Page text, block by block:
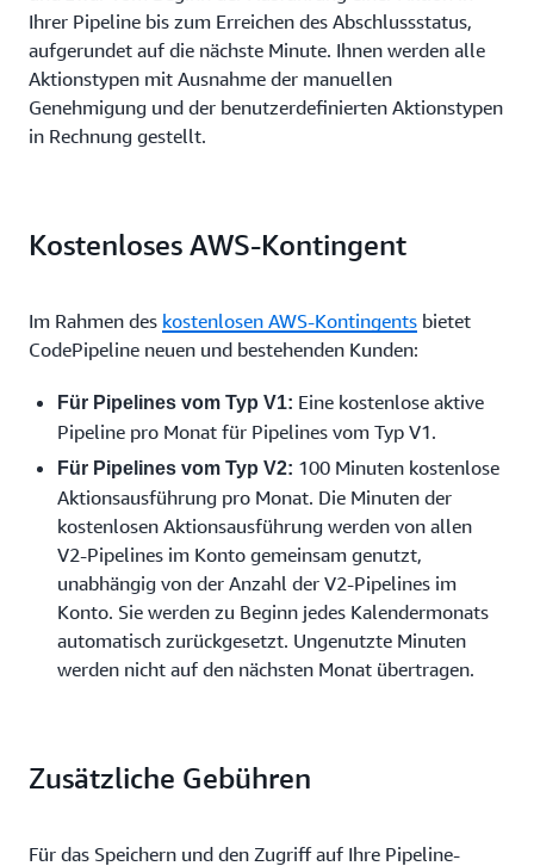
Ihrer Pipeline bis zum Erreichen des Abschlussstatus,
aufgerundet auf die nächste Minute. Ihnen werden alle
Aktionstypen mit Ausnahme der manuellen
Genehmigung und der benutzerdefinierten Aktionstypen
in Rechnung gestellt.
Kostenloses AWS-Kontingent
Im Rahmen des kostenlosen AWS-Kontingents bietet
CodePipeline neuen und bestehenden Kunden:
Für Pipelines vom Typ V1: Eine kostenlose aktive
Pipeline pro Monat für Pipelines vom Typ V1.
Für Pipelines vom Typ V2: 100 Minuten kostenlose
Aktionsausführung pro Monat. Die Minuten der
kostenlosen Aktionsausführung werden von allen
V2-Pipelines im Konto gemeinsam genutzt,
unabhängig von der Anzahl der V2-Pipelines im
Konto. Sie werden zu Beginn jedes Kalendermonats
automatisch zurückgesetzt. Ungenutzte Minuten
werden nicht auf den nächsten Monat übertragen.
Zusätzliche Gebühren
Für das Speichern und den Zugriff auf Ihre Pipeline-